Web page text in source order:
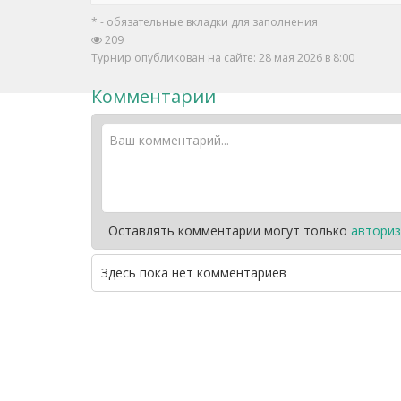
* - обязательные вкладки для заполнения
209
Турнир опубликован на сайте: 28 мая 2026 в 8:00
Комментарии
Оставлять комментарии могут только
Здесь пока нет комментариев